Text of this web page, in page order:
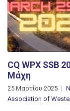
CQ WPX SSB
Μάχη
25 Μαρτίου 2025
Association of